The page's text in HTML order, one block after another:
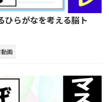
ひらがなを考える脳ト
画